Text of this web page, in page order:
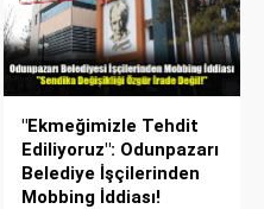
"Ekmeğimizle Tehdit
Ediliyoruz": Odunpazarı
Belediye İşçilerinden
Mobbing İddiası!